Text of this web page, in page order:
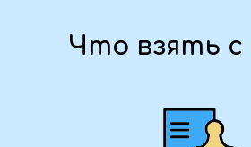
от 133 600 ₽ вид на лагуну